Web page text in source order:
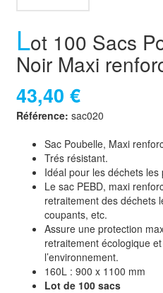
Lot 100 Sacs
Noir Maxi
43,40 €
Référence:sac020
Sac Poubelle, Maxi
Trés résistant.
Idéal pour les déchets les
Le sac PEBD, maxi
retraitement des déchets
coupants, etc.
Assure une protection
retraitement écologique
l’environnement.
160L : 900 x 1100 mm
Lot de 100 sacs